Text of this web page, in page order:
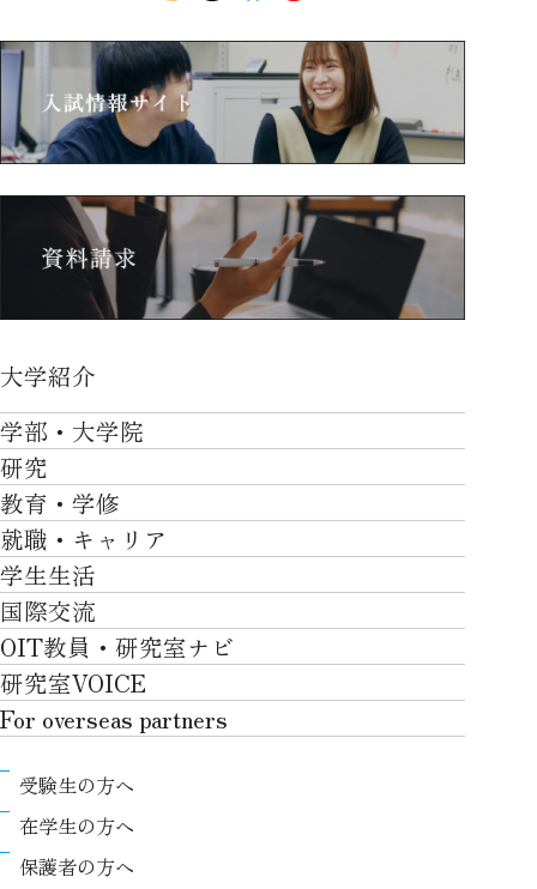
大学紹介
大学紹介TOP
OVER THE LIMIT
大学について
施設一覧
社会・地域・高大連携
川上村での取り組み
アクセス
ポリシー/コンプライアンス
卒業生VOICE
学部・大学院
学部・大学院TOP
工学部
ロボティクス＆デザイン工学部
情報科学部
知的財産学部
工学研究科
ロボティクス＆デザイン工学研究科
知的財産専門職大学院
研究
研究TOP
研究について
産官学連携
教育・学修
教育・学修TOP
卒業時質保証を担う独自の教育システム
自律学修
学習支援
リカレント教育プログラム
高大接続
教職課程
教育センター
履修、授業、試験について
就職・キャリア
就職・キャリアTOP
就職サポート
キャリア形成
インターンシップ
学生生活
学生生活TOP
キャンパスライフ
課外活動
学費
奨学金
生活支援
情報センター
国際交流
国際交流TOP
グローバルな人材育成
国際交流プログラムについて
国際交流プログラムのサポート体制等
キャンパス内での国際交流
国際交流センター
OIT教員・研究室ナビ
研究室VOICE
For overseas partners
About
Research
International (Exchange students / Overseas
受験生の方へ
在学生の方へ
保護者の方へ